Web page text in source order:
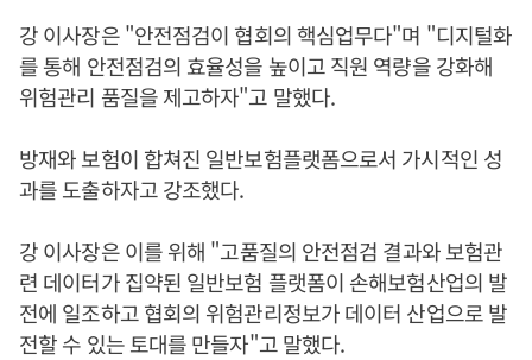
강 이사장은 "안전점검이 협회의 핵심업무다"며 "디지털화
를 통해 안전점검의 효율성을 높이고 직원 역량을 강화해
위험관리 품질을 제고하자"고 말했다.
방재와 보험이 합쳐진 일반보험플랫폼으로서 가시적인 성
과를 도출하자고 강조했다.
강 이사장은 이를 위해 "고품질의 안전점검 결과와 보험관
련 데이터가 집약된 일반보험 플랫폼이 손해보험산업의 발
전에 일조하고 협회의 위험관리정보가 데이터 산업으로 발
전할 수 있는 토대를 만들자"고 말했다.